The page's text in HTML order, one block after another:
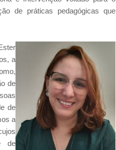
de práticas pedagógicas que
a
de
de
a
de